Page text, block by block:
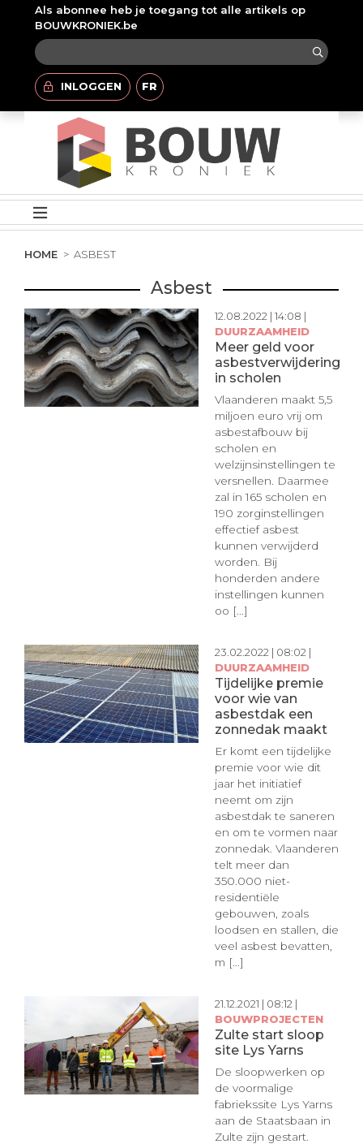
Als abonnee heb je toegang tot alle artikels op
BOUWKRONIEK.be
INLOGGEN FR
HOME ASBEST
Asbest
12.08.2022 | 14:08 |
DUURZAAMHEID
Meer geld voor
asbestverwijdering
in scholen
Vlaanderen maakt 5,5
miljoen euro vrij om
asbestafbouw bij
scholen en
welzijnsinstellingen te
versnellen. Daarmee
zal in 165 scholen en
190 zorginstellingen
effectief asbest
kunnen verwijderd
worden. Bij
honderden andere
instellingen kunnen
oo [...]
23.02.2022 | 08:02 |
DUURZAAMHEID
Tijdelijke premie
voor wie van
asbestdak een
zonnedak maakt
Er komt een tijdelijke
premie voor wie dit
jaar het initiatief
neemt om zijn
asbestdak te saneren
en om te vormen naar
zonnedak. Vlaanderen
telt meer dan
350.000 niet-
residentiële
gebouwen, zoals
loodsen en stallen, die
veel asbest bevatten,
m [...]
21.12.2021 | 08:12 |
BOUWPROJECTEN
Zulte start sloop
site Lys Yarns
De sloopwerken op
de voormalige
fabriekssite Lys Yarns
aan de Staatsbaan in
Zulte zijn gestart.